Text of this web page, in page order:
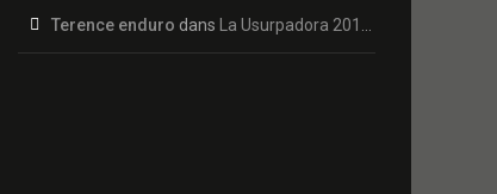
Terence enduro dans La Usurpadora 2019 en Streaming HD Gratuit !